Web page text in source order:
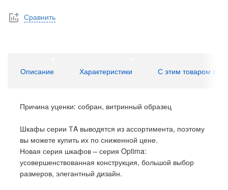
Сравнить
Описание Характеристики С этим товаром
Причина уценки: собран, витринный образец
Шкафы серии ТA выводятся из ассортимента, поэтому
вы можете купить их по сниженной цене.
Новая серия шкафов – серия Optima:
усовершенствованная конструкция, большой выбор
размеров, элегантный дизайн.